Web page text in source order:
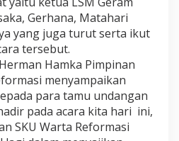
Gerhana, Matahari
yang juga turut serta ikut
tersebut.
Hamka Pimpinan
menyampaikan
para tamu undangan
pada acara kita hari ini,
SKU Warta Reformasi